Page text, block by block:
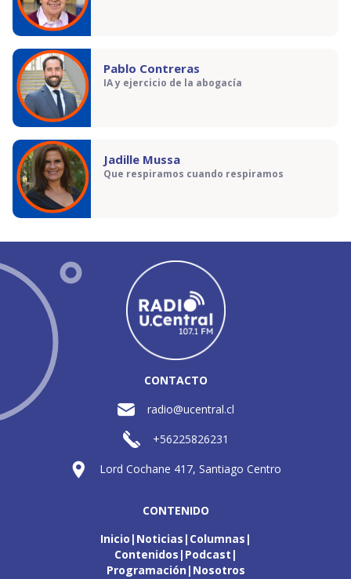
Pablo Contreras
IA y ejercicio de la abogacía
Jadille Mussa
Que respiramos cuando respiramos
CONTACTO
radio@ucentral.cl
+56225826231
Lord Cochane 417, Santiago Centro
CONTENIDO
Inicio Noticias Columnas
Contenidos Podcast
Programación Nosotros